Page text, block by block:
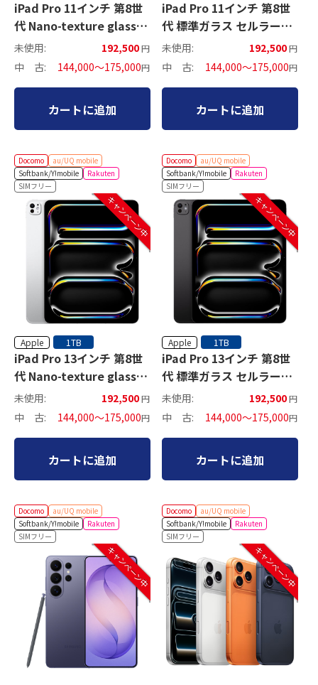
iPad Pro 11インチ 第8世
代 Nano-texture glass
Wi-Fiモデル
未使用: 192,500円
中 古: 144,000～175,000円
カートに追加
iPad Pro 11インチ 第8世
代 標準ガラス セルラーモ
デル
未使用: 192,500円
中 古: 144,000～175,000円
カートに追加
Docomo
au/UQ mobile
Softbank/Y!mobile
Rakuten
SIMフリー
キャンペーン中
Apple 1TB
iPad Pro 13インチ 第8世
代 Nano-texture glass
Wi-Fiモデル
未使用: 192,500円
中 古: 144,000～175,000円
カートに追加
Docomo
au/UQ mobile
Softbank/Y!mobile
Rakuten
SIMフリー
キャンペーン中
Apple 1TB
iPad Pro 13インチ 第8世
代 標準ガラス セルラーモ
デル
未使用: 192,500円
中 古: 144,000～175,000円
カートに追加
Docomo
au/UQ mobile
Softbank/Y!mobile
Rakuten
SIMフリー
キャンペーン中
Docomo
au/UQ mobile
Softbank/Y!mobile
Rakuten
SIMフリー
キャンペーン中